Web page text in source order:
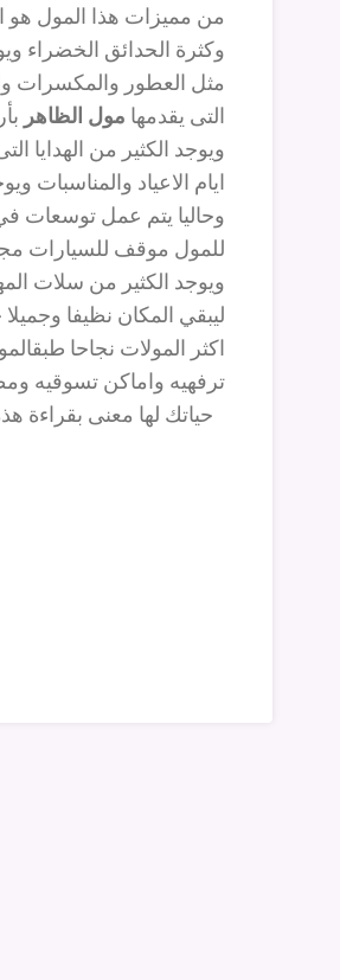
من مميزات هذا المول هو
وكثرة الحدائق الخضراء
مثل العطور والمكسرات
التى يقدمها مول الظاهر
ويوجد الكثير من الهدايا
ايام الاعياد والمناسبات
وحاليا يتم عمل توسعات
للمول موقف للسيارات
ويوجد الكثير من سلات
ليبقي المكان نظيفا
اكثر المولات نجاحا
ترفهيه واماكن تسوقيه
حياتك لها معنى بقراءة